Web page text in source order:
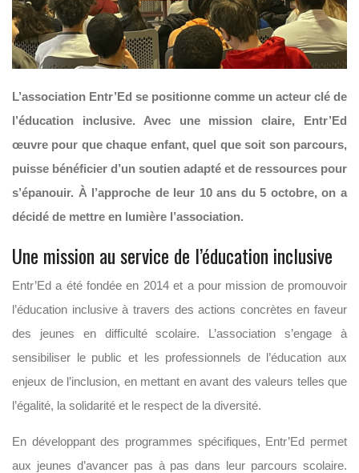
L’association Entr’Ed se positionne comme un acteur clé de
l’éducation inclusive. Avec une mission claire, Entr’Ed
œuvre pour que chaque enfant, quel que soit son parcours,
puisse bénéficier d’un soutien adapté et de ressources pour
s’épanouir. À l’approche de leur 10 ans du 5 octobre, on a
décidé de mettre en lumière l’association.
Une mission au service de l’éducation inclusive
Entr’Ed a été fondée en 2014 et a pour mission de promouvoir
l’éducation inclusive à travers des actions concrètes en faveur
des jeunes en difficulté scolaire. L’association s’engage à
sensibiliser le public et les professionnels de l’éducation aux
enjeux de l’inclusion, en mettant en avant des valeurs telles que
l’égalité, la solidarité et le respect de la diversité.
En développant des programmes spécifiques, Entr’Ed permet
aux jeunes d’avancer pas à pas dans leur parcours scolaire.